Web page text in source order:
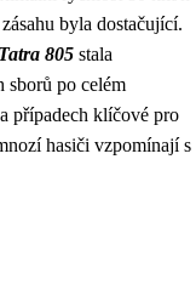
byla dostačující.
Tatra 805 stala
sborů po celém
případech klíčové pro
hasiči vzpomínají s